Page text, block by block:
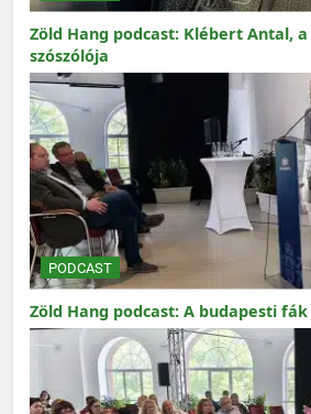
Zöld Hang podcast: Klébert Antal,
szószólója
PODCAST
Zöld Hang podcast: A budapesti